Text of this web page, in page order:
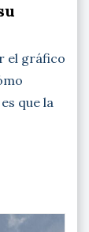
el gráfico
que la